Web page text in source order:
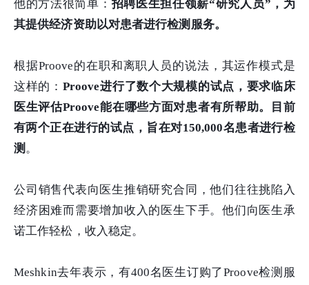
他的方法很简单： 招聘医生担任领薪“研究人员”，为
其提供经济资助以对患者进行检测服务。
根据Proove的在职和离职人员的说法，其运作模式是
这样的： Proove进行了数个大规模的试点，要求临床
医生评估Proove能在哪些方面对患者有所帮助。目前
有两个正在进行的试点，旨在对150,000名患者进行检
测 。
公司销售代表向医生推销研究合同，他们往往挑陷入
经济困难而需要增加收入的医生下手。他们向医生承
诺工作轻松，收入稳定。
Meshkin去年表示，有400名医生订购了Proove检测服